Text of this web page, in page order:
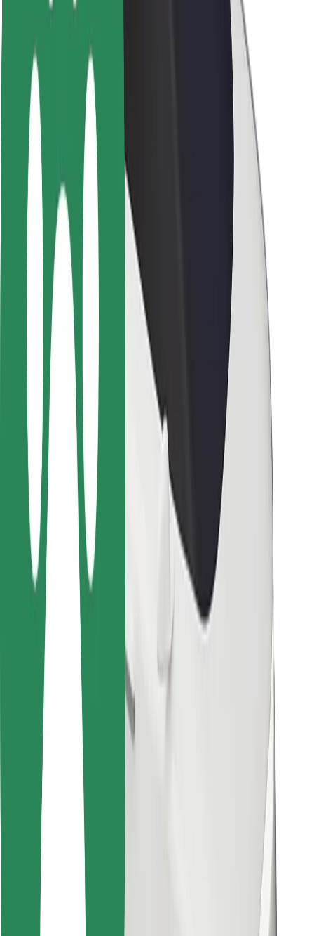
Safety Lab
Localizações
Soluções para as cidades
Aeroportos
Estações de carregamento da Bolt
Ajuda
Para passageiros
Para motoristas
Para estafetas
Bolt Food
Para gestores de frota
Para restaurantes
Bolt for Business
Outros
Fornecedores
Termos & Condições
Cookies
Segurança
Uma viagem em poucos minutos!
Instalar app da Bolt
Instalar app da Bolt Food